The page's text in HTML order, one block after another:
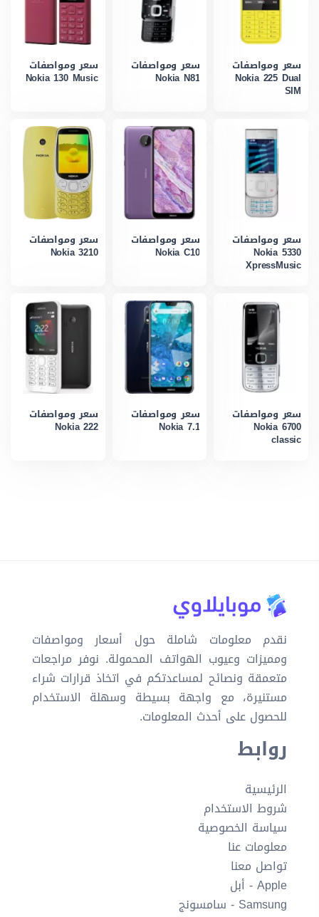
سعر ومواصفات
Nokia 225 Dual
SIM
سعر ومواصفات
Nokia N81
سعر ومواصفات
Nokia 130 Music
سعر ومواصفات
Nokia 5330
XpressMusic
سعر ومواصفات
Nokia C10
سعر ومواصفات
Nokia 3210
سعر ومواصفات
Nokia 6700
classic
سعر ومواصفات
Nokia 7.1
سعر ومواصفات
Nokia 222
نقدم معلومات شاملة حول أسعار ومواصفات
ومميزات وعيوب الهواتف المحمولة. نوفر مراجعات
متعمقة ونصائح لمساعدتكم في اتخاذ قرارات شراء
مستنيرة، مع واجهة بسيطة وسهلة الاستخدام
للحصول على أحدث المعلومات.
روابط
الرئيسية
شروط الاستخدام
سياسة الخصوصية
معلومات عنا
تواصل معنا
Apple - أبل
Samsung - سامسونج